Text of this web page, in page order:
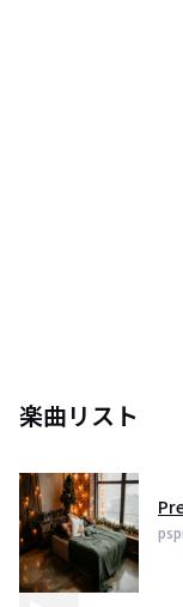
coming up
楽曲リスト